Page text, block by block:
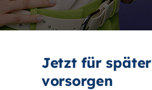
Jetzt für später
vorsorgen